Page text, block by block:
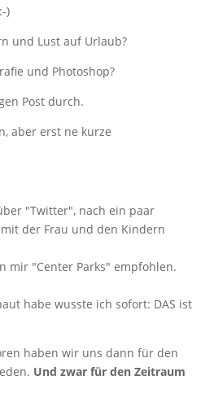
)
und Lust auf Urlaub?
und Photoshop?
Post durch.
aber erst ne kurze
"Twitter", nach ein paar
der Frau und den Kindern
mir "Center Parks" empfohlen.
habe wusste ich sofort: DAS ist
haben wir uns dann für den
Und zwar für den Zeitraum